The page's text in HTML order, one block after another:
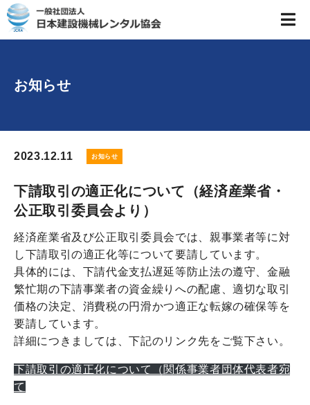
お知らせ
2023.12.11 お知らせ
下請取引の適正化について（経済産業省・
公正取引委員会より）
経済産業省及び公正取引委員会では、親事業者等に対
し下請取引の適正化等について要請しています。
具体的には、下請代金支払遅延等防止法の遵守、金融
繁忙期の下請事業者の資金繰りへの配慮、適切な取引
価格の決定、消費税の円滑かつ適正な転嫁の確保等を
要請しています。
詳細につきましては、下記のリンク先をご覧下さい。
下請取引の適正化について（関係事業者団体代表者宛
て